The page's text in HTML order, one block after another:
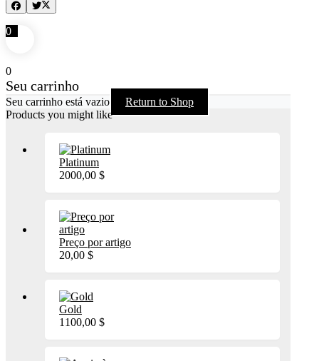
0
0
Seu carrinho
Seu carrinho está vazio
Return to Shop
Products you might like
Platinum
2000,00 $
Preço por artigo
20,00 $
Gold
1100,00 $